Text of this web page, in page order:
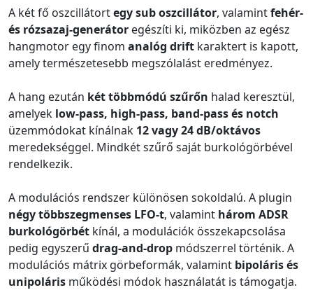
A két fő oszcillátortegy sub oszcillátor, valamintfehér-
és rózsazaj-generátor egészíti ki, miközben az egész
hangmotor egy finom analóg drift karaktert is kapott,
amely természetesebb megszólalást eredményez.
A hang ezután két többmódú szűrőn halad keresztül,
amelyek low-pass, high-pass, band-pass és notch
üzemmódokat kínálnak 12 vagy 24 dB/oktávos
meredekséggel. Mindkét szűrő saját burkológörbével
rendelkezik.
A modulációs rendszer különösen sokoldalú. A plugin
négy többszegmenses LFO-t, valamint három ADSR
burkológörbét kínál, a modulációk összekapcsolása
pedig egyszerű drag-and-drop módszerrel történik. A
modulációs mátrix görbeformák, valamint bipoláris és
unipoláris működési módok használatát is támogatja.